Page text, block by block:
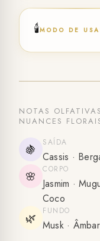
🕯️MODO DE
NOTAS
NUANCES
🍇 SAÍDA
Cassis ·
🌸 CORPO
Jasmim ·
Coco
🌿 FUNDO
Musk ·